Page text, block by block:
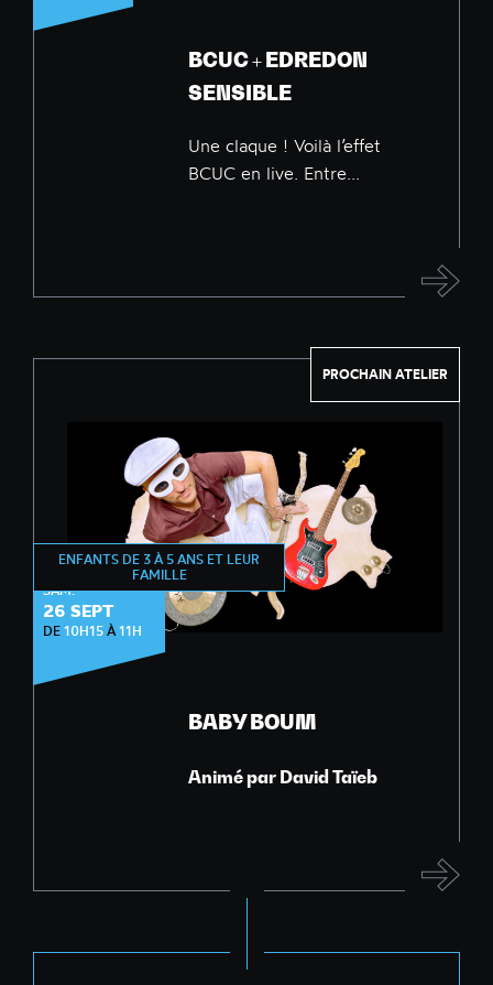
BCUC + EDREDON
SENSIBLE
Une claque ! Voilà l’effet
BCUC en live. Entre...
PROCHAIN ATELIER
ÉVEIL MUSICAL
SAM.
26 SEPT
DE 10H15 À11H
ENFANTS DE 3 À 5 ANS ET LEUR
FAMILLE
BABY BOUM
Animé par David Taïeb